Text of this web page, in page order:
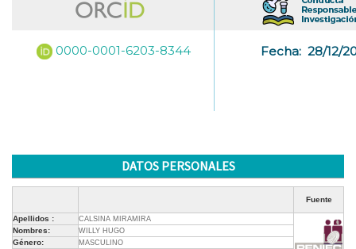
0000-0001-6203-8344 Fecha: 28/12/
DATOS PERSONALES
Fuente
Apellidos : CALSINA MIRAMIRA
Nombres: WILLY HUGO
Género: MASCULINO